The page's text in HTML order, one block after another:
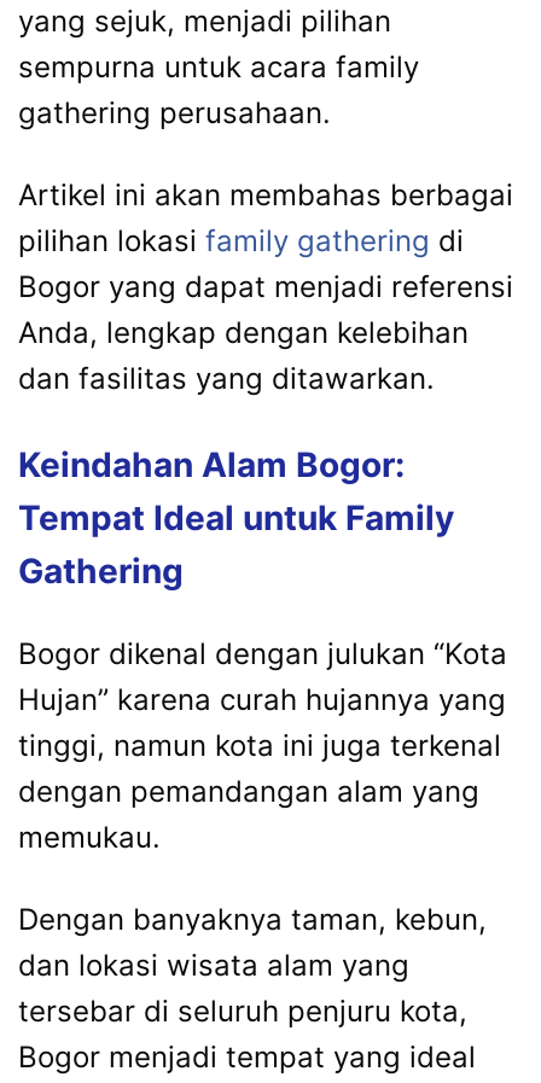
yang sejuk, menjadi pilihan
sempurna untuk acara family
gathering perusahaan.
Artikel ini akan membahas berbagai
pilihan lokasi family gathering di
Bogor yang dapat menjadi referensi
Anda, lengkap dengan kelebihan
dan fasilitas yang ditawarkan.
Keindahan Alam Bogor:
Tempat Ideal untuk Family
Gathering
Bogor dikenal dengan julukan “Kota
Hujan” karena curah hujannya yang
tinggi, namun kota ini juga terkenal
dengan pemandangan alam yang
memukau.
Dengan banyaknya taman, kebun,
dan lokasi wisata alam yang
tersebar di seluruh penjuru kota,
Bogor menjadi tempat yang ideal